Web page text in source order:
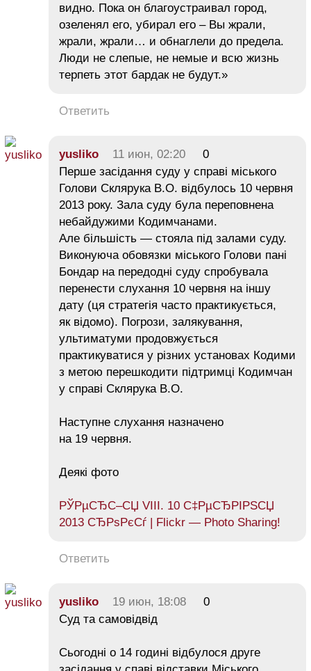
видно. Пока он благоустраивал город,
озеленял его, убирал его – Вы жрали,
жрали, жрали… и обнаглели до предела.
Люди не слепые, не немые и всю жизнь
терпеть этот бардак не будут.»
Ответить
yusliko 11 июн, 02:20
0
Перше засідання суду у справі міського
Голови Склярука В.О. відбулось 10 червня
2013 року. Зала суду була переповнена
небайдужими Кодимчанами.
Але більшість — стояла під залами суду.
Виконуюча обовязки міського Голови пані
Бондар на передодні суду спробувала
перенести слухання 10 червня на іншу
дату (ця стратегія часто практикується,
як відомо). Погрози, залякування,
ультиматуми продовжується
практикуватися у різних установах Кодими
з метою перешкодити підтримці Кодимчан
у справі Склярука В.О.
Наступне слухання назначено
на 19 червня.
Деякі фото
РЎРµСЂС–СЏ VIII. 10 С‡РµСЂРІРЅСЏ
2013 СЂРѕРєСѓ | Flickr — Photo Sharing!
Ответить
yusliko 19 июн, 18:08
0
Суд та самовідвід
Сьогодні о 14 годині відбулося друге